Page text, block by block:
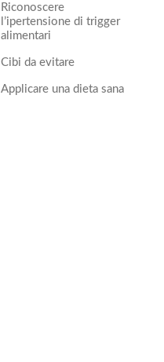
Riconoscere
l’ipertensione di trigger
alimentari
Cibi da evitare
Applicare una dieta sana